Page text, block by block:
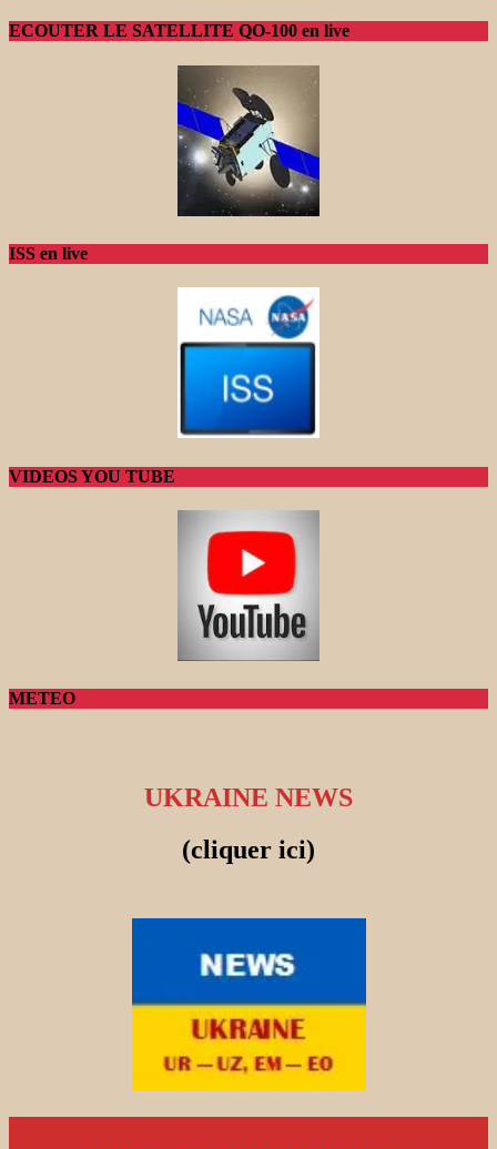
ECOUTER LE SATELLITE QO-100 en live
ISS en live
VIDEOS YOU TUBE
METEO
UKRAINE NEWS
(cliquer ici)